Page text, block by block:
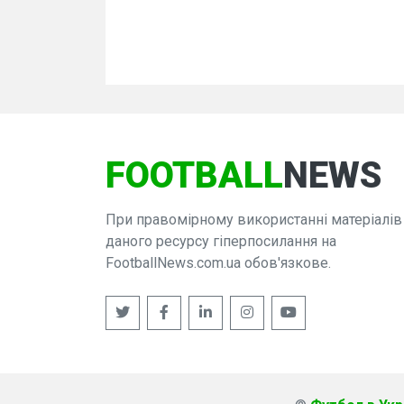
FOOTBALLNEWS
При правомірному використанні
даного ресурсу гіперпосилання на
FootballNews.com.ua обов'язкове.